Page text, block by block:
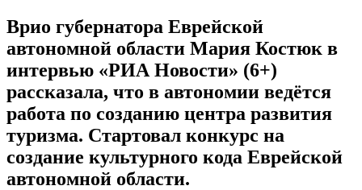
Врио губернатора Еврейской
автономной области Мария Костюк в
интервью «РИА Новости» (6+)
рассказала, что в автономии ведётся
работа по созданию центра развития
туризма. Стартовал конкурс на
создание культурного кода Еврейской
автономной области.